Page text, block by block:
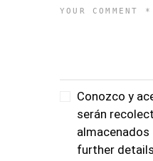
Conozco y
serán
further